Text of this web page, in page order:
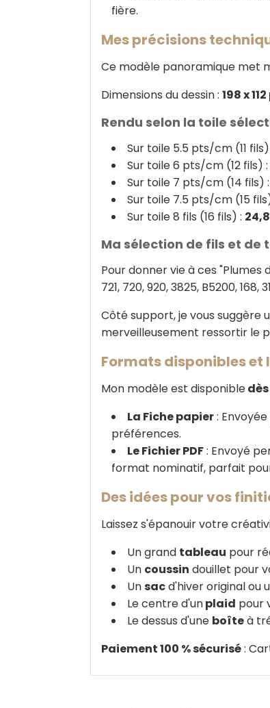
fière.
Mes précisions
Ce modèle panoramique met
Dimensions du dessin : 198 x
Rendu selon la toile
Sur toile 5.5 pts/cm (11 fils)
Sur toile 6 pts/cm (12 fils) :
Sur toile 7 pts/cm (14 fils) :
Sur toile 7.5 pts/cm (15
Sur toile 8 fils (16 fils) :
Ma sélection de fils et de
Pour donner vie à ces "Plumes
721, 720, 920, 3825, B5200, 168,
Côté support, je vous suggère
merveilleusement ressortir le
Formats disponibles et
Mon modèle est disponible
La Fiche papier:
préférences.
Le Fichier PDF: Envoyé
format nominatif, parfait
Des idées pour vos
Laissez s'épanouir votre
Un grand tableau pour
Un coussin douillet pour
Unsacd'hiver original ou
Le centre d'unplaid pour
Le dessus d'une boîteà
Paiement 100 % sécurisé: